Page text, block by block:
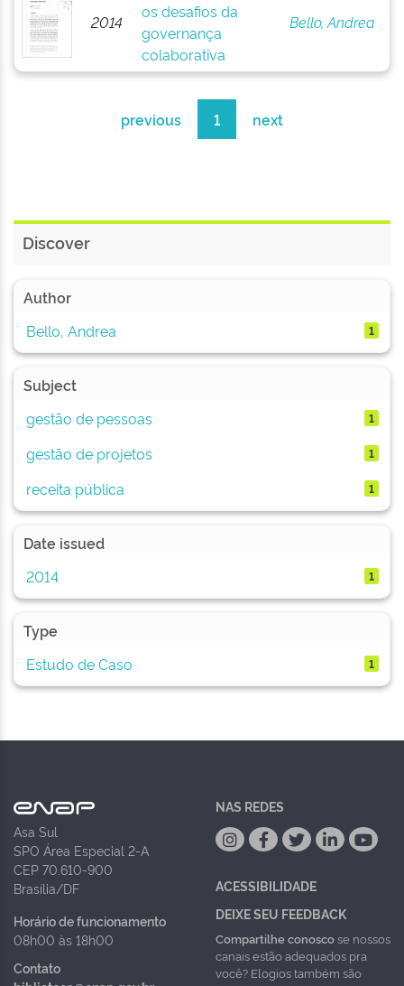
2014
os desafios da
governança
colaborativa
Bello, Andrea
previous 1 next
Discover
Author
Bello, Andrea
1
Subject
gestão de pessoas
1
gestão de projetos 1
receita pública 1
Date issued
2014
1
Type
Estudo de Caso
1
Asa Sul
SPO Área Especial 2-A
CEP 70.610-900
Brasília/DF
Horário de funcionamento
08h00 às 18h00
Contato
NAS REDES
ACESSIBILIDADE
DEIXE SEU FEEDBACK
Compartilhe conoscose nossos
canais estão adequados pra
você? Elogios também são